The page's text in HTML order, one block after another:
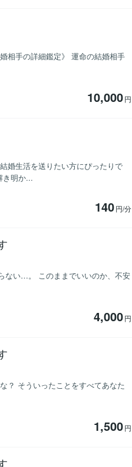
相手の詳細鑑定》 運命の結婚相手
10,000円
婚生活を送りたい方にぴったりで
き明か...
140円/分
ない…。 このままでいいのか、不安
4,000円
？ そういったことをすべてあなた
1,500円